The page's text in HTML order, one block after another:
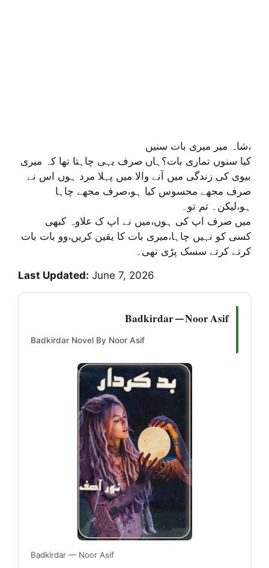
شاہ میر میری بات سنیں،
کیا سنوں تماری بات؟ہاں صرف یہی چاہتا تھا کہ میری
بیوی کی زندگی میں آنے والا میں پہلا مرد ہوں اس نے
صرف مجھے محسوس کیا ہو،صرف مجھے چاہا
ہو،لیکن۔ تم تو۔
کسی کو نہیں چاہا،میری بات کا یقین کریں،وو بات بات
کرتے کرتے سسک پڑی تھی۔
Last Updated: June 7, 2026
Badkirdar — Noor Asif
Badkirdar Novel By Noor Asif
Badkirdar — Noor Asif